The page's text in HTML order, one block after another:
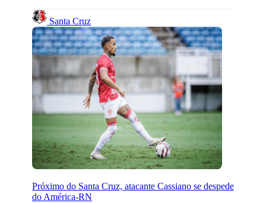
Santa Cruz
Próximo do Santa Cruz, atacante Cassiano se despede
do América-RN